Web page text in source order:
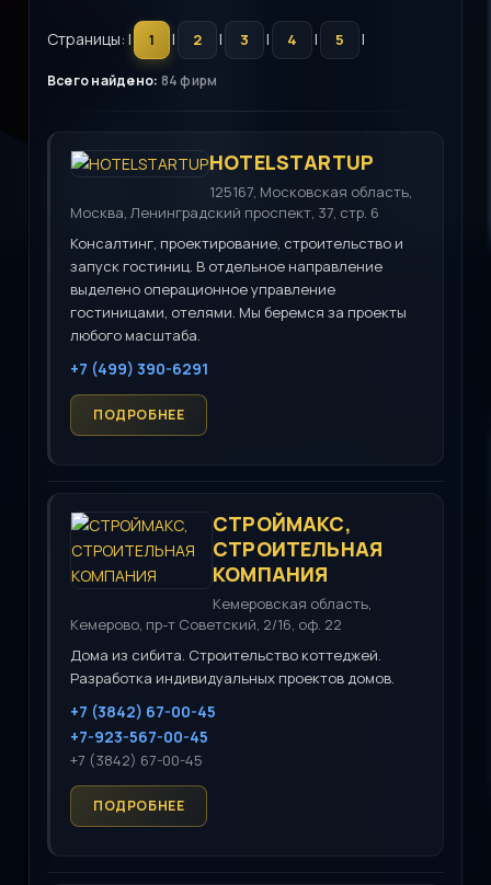
Страницы: | 1 | 2 | 3 | 4 | 5 |
Всего найдено: 84 фирм
HOTELSTARTUP
125167, Московская область,
Москва, Ленинградский проспект, 37, стр. 6
Консалтинг, проектирование, строительство и
запуск гостиниц. В отдельное направление
выделено операционное управление
гостиницами, отелями. Мы беремся за проекты
любого масштаба.
+7 (499) 390-6291
СТРОЙМАКС,
СТРОИТЕЛЬНАЯ
КОМПАНИЯ
Кемеровская область,
Кемерово, пр-т Советский, 2/16, оф. 22
Дома из сибита. Строительство коттеджей.
Разработка индивидуальных проектов домов.
+7 (3842) 67-00-45
+7-923-567-00-45
+7 (3842) 67-00-45